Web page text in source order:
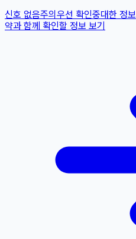
신호 없음주의 우선 확인중대한 정보
약과 함께 확인할 정보 보기